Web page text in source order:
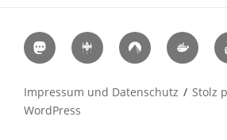
MastodonHackerspacesCodebergDocker
Hub
Impressum und Datenschutz
Stolz
WordPress